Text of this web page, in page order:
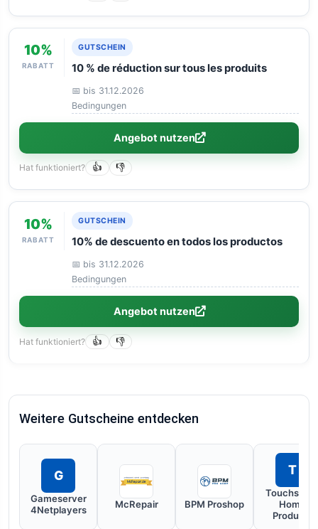
10%
RABATT
GUTSCHEIN
10 % de réduction sur tous les produits
📅 bis 31.12.2026
Bedingungen
Angebot nutzen
Hat funktioniert? 👍 👎
10%
RABATT
GUTSCHEIN
10% de descuento en todos los productos
📅 bis 31.12.2026
Bedingungen
Angebot nutzen
Hat funktioniert? 👍 👎
Weitere Gutscheine entdecken
G
Gameserver
4Netplayers
McRepair BPM Proshop
T
Home
Products